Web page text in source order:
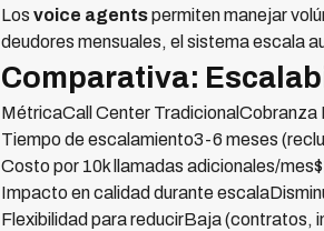
Los voice agentspermiten manejar
deudores mensuales, el sistema escala
Comparativa:
MétricaCall Center TradicionalCobranza
Tiempo de escalamiento3-6 meses
Costo por 10k llamadas adicionales/
Impacto en calidad durante
Flexibilidad para reducirBaja (contratos,